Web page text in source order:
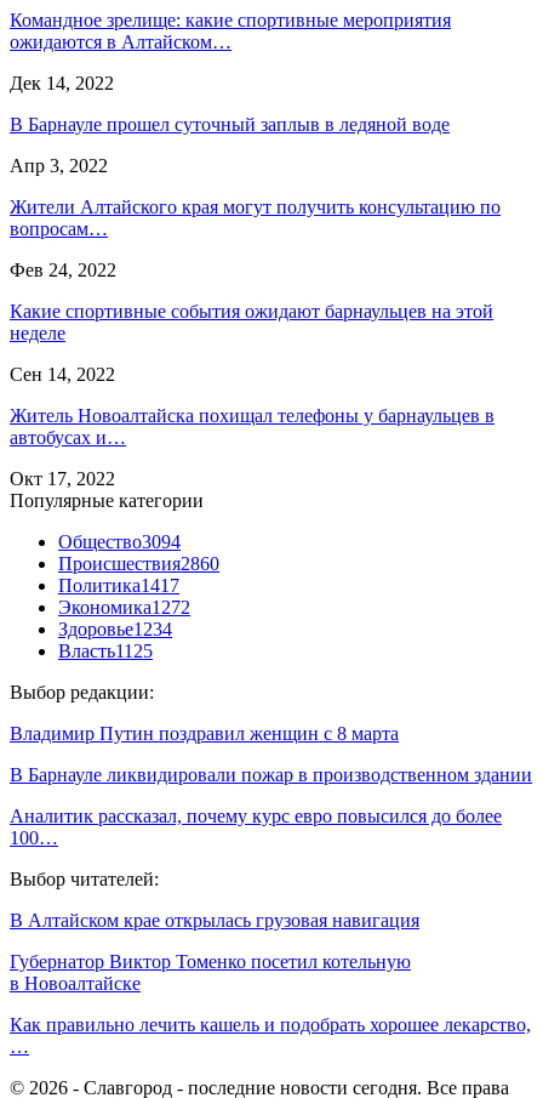
Командное зрелище: какие спортивные мероприятия
ожидаются в Алтайском…
Дек 14, 2022
В Барнауле прошел суточный заплыв в ледяной воде
Апр 3, 2022
Жители Алтайского края могут получить консультацию по
вопросам…
Фев 24, 2022
Какие спортивные события ожидают барнаульцев на этой
неделе
Сен 14, 2022
Житель Новоалтайска похищал телефоны у барнаульцев в
автобусах и…
Окт 17, 2022
Популярные категории
Общество3094
Происшествия2860
Политика1417
Экономика1272
Здоровье1234
Власть1125
Выбор редакции:
Владимир Путин поздравил женщин с 8 марта
В Барнауле ликвидировали пожар в производственном здании
Аналитик рассказал, почему курс евро повысился до более
100…
Выбор читателей:
В Алтайском крае открылась грузовая навигация
Губернатор Виктор Томенко посетил котельную
в Новоалтайске
Как правильно лечить кашель и подобрать хорошее лекарство,
…
© 2026 - Славгород - последние новости сегодня. Все права